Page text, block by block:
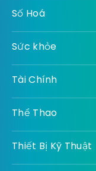
Số Hoá
Sức khỏe
Tài Chính
Thể Thao
Thiết Bị Kỹ Thuật